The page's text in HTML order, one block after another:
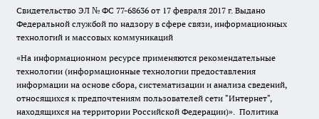
Свидетельство ЭЛ № ФС 77-68636 от 17 февраля 2017 г. Выдано
Федеральной службой по надзору в сфере связи, информационных
технологий и массовых коммуникаций
«На информационном ресурсе применяются рекомендательные
технологии (информационные технологии предоставления
информации на основе сбора, систематизации и анализа сведений,
относящихся к предпочтениям пользователей сети "Интернет",
находящихся на территории Российской Федерации)». Политика